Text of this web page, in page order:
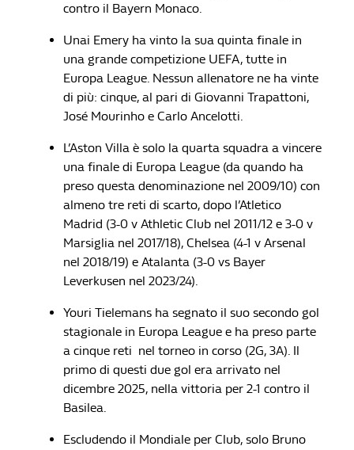
contro il Bayern Monaco.
Unai Emery ha vinto la sua quinta finale in
una grande competizione UEFA, tutte in
Europa League. Nessun allenatore ne ha vinte
di più: cinque, al pari di Giovanni Trapattoni,
José Mourinho e Carlo Ancelotti.
L’Aston Villa è solo la quarta squadra a vincere
una finale di Europa League (da quando ha
preso questa denominazione nel 2009/10) con
almeno tre reti di scarto, dopo l’Atletico
Madrid (3-0 v Athletic Club nel 2011/12 e 3-0 v
Marsiglia nel 2017/18), Chelsea (4-1 v Arsenal
nel 2018/19) e Atalanta (3-0 vs Bayer
Leverkusen nel 2023/24).
Youri Tielemans ha segnato il suo secondo gol
stagionale in Europa League e ha preso parte
a cinque reti nel torneo in corso (2G, 3A). Il
primo di questi due gol era arrivato nel
dicembre 2025, nella vittoria per 2-1 contro il
Basilea.
Escludendo il Mondiale per Club, solo Bruno